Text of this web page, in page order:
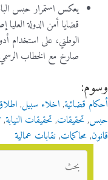
يعكس استمرار حبس
قضايا أمن الدولة
الوطني، على استخدام
صارخ مع الخطاب
وسوم:
أحكام قضائية,اخلاء سبيل,
حبس,تحقيقات,تحقيقات النيابة,
قانون,محاكمات,نقابات عمالية